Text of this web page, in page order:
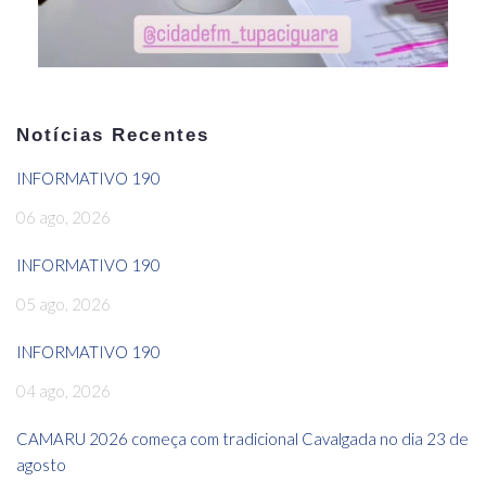
Notícias Recentes
INFORMATIVO 190
06 ago, 2026
INFORMATIVO 190
05 ago, 2026
INFORMATIVO 190
04 ago, 2026
CAMARU 2026 começa com tradicional Cavalgada no dia 23 de
agosto